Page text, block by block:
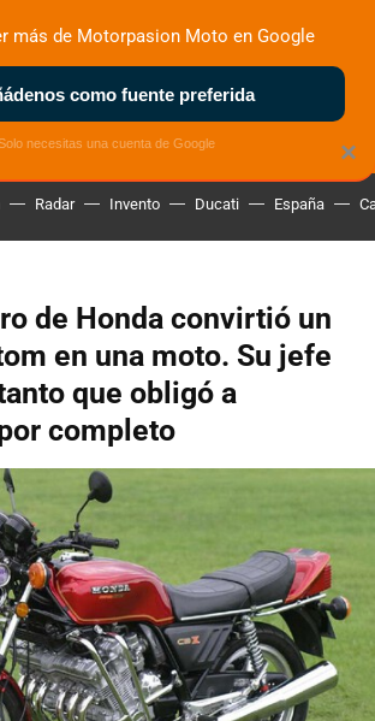
DEPORTIVAS MOTOS ELÉCTRICAS
Radar Invento Ducati España
de Honda convirtió un
en una moto. Su jefe
que obligó a
completo
×
más de Motorpasion Moto en Google
como fuente preferida
necesitas una cuenta de Google